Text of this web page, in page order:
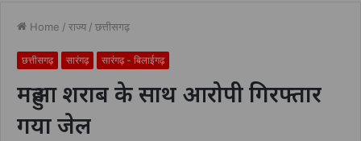
Home / राज्य / छत्तीसगढ़
छत्तीसगढ़ सारंगढ़ सारंगढ़ - बिलाईगढ़
महुआ शराब के साथ आरोपी गिरफ्तार
गया जेल